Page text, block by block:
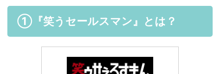
①『笑うセールスマン』とは？